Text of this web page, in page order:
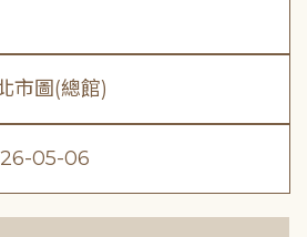
市圖(總館)
05-06